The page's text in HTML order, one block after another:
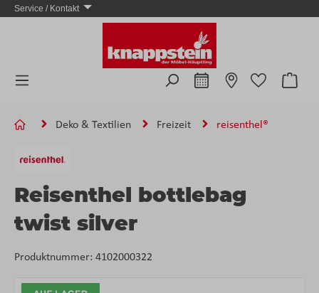
Zum Hauptinhalt springen
Service / Kontakt
Deko & Textilien Freizeit reisenthel®
Bildergalerie überspringen
Reisenthel bottlebag
twist silver
Produktnummer: 4102000322